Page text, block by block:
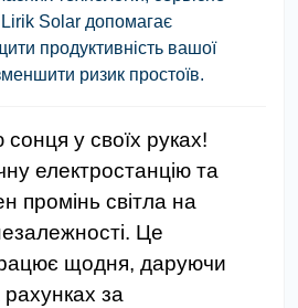
Solar допомагає
продуктивність вашої
ризик простоїв.
сонця у своїх руках!
електростанцію та
промінь світла на
Це
щодня, даруючи
за